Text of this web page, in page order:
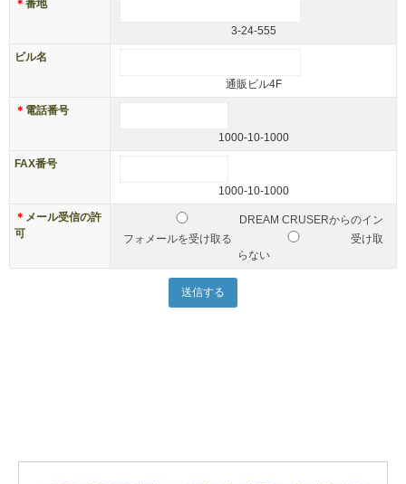
＊ 番地
3-24-555
ビル名
通販ビル4F
＊ 電話番号
1000-10-1000
FAX番号
1000-10-1000
＊ メール受信の許
可
DREAM CRUSERからのイン
フォメールを受け取る
受け取
らない